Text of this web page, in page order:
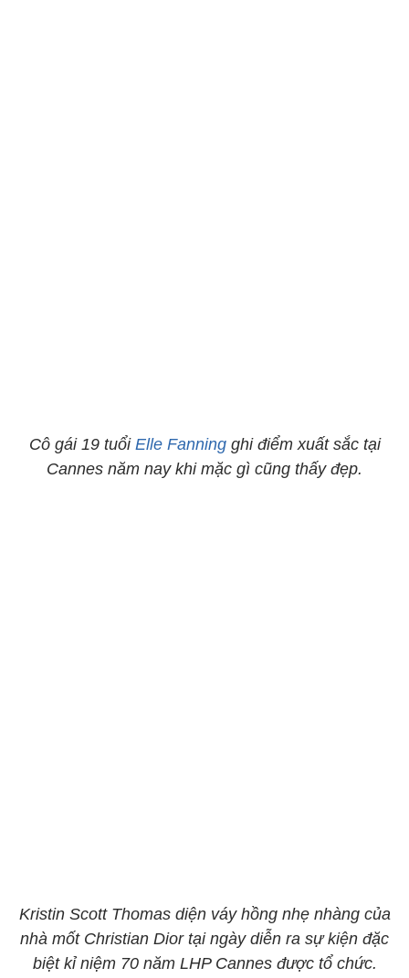
Cô gái 19 tuổi Elle Fanningghi điểm xuất sắc tại
Cannes năm nay khi mặc gì cũng thấy đẹp.
Kristin Scott Thomas diện váy hồng nhẹ nhàng của
nhà mốt Christian Dior tại ngày diễn ra sự kiện đặc
biệt kỉ niệm 70 năm LHP Cannes được tổ chức.